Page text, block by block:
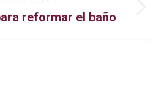
Publicación
reformar el baño